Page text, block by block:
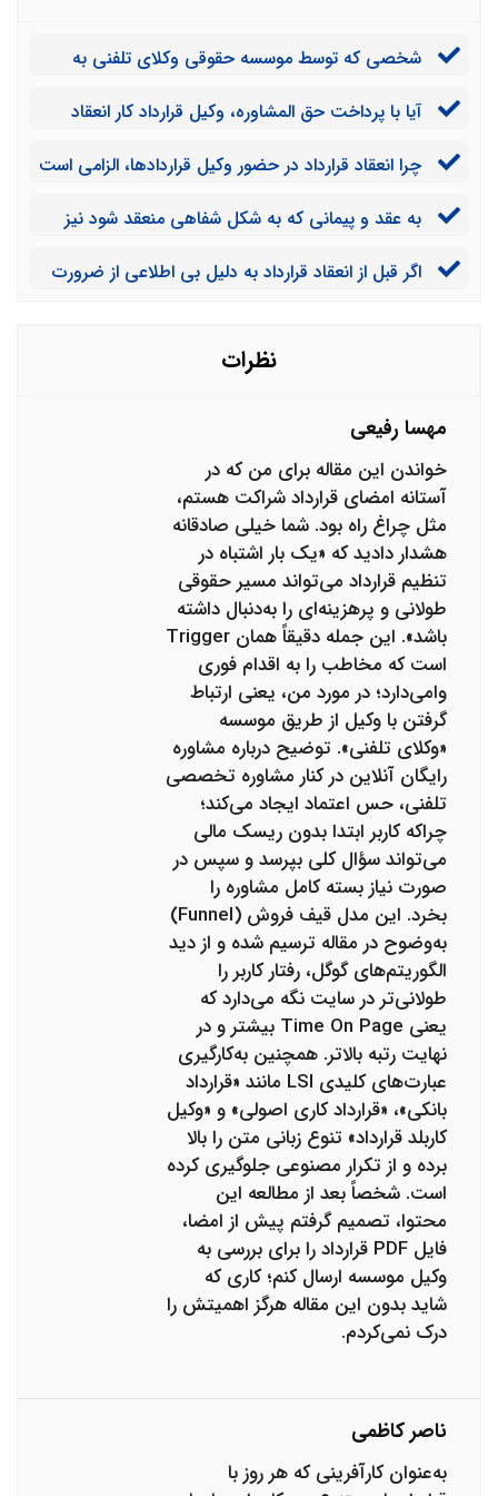
شخصی که توسط موسسه حقوقی وکلای تلفنی به
زمینه‌ای تحصیل کرده است؟
آیا با پرداخت حق المشاوره، وکیل قرارداد کار انعقاد
بپردازیم؟چرا انعقاد قرارداد در حضور وکیل قراردادها، الزامی است
به عقد و پیمانی که به شکل شفاهی منعقد شود نیز
بتوان آن را مصداقی از قرارداد دانست؟
اگر قبل از انعقاد قرارداد به دلیل بی اطلاعی از ضرورت
نظرات
مهسا رفیعی
خواندن این مقاله برای من که در
آستانه امضای قرارداد شراکت هستم،
مثل چراغ راه بود. شما خیلی صادقانه
هشدار دادید که «یک بار اشتباه در
تنظیم قرارداد می‌تواند مسیر حقوقی
طولانی و پرهزینه‌ای را به‌دنبال داشته
باشد». این جمله دقیقاً همان Trigger
است که مخاطب را به اقدام فوری
وامی‌دارد؛ در مورد من، یعنی ارتباط
گرفتن با وکیل از طریق موسسه
«وکلای تلفنی». توضیح درباره مشاوره
رایگان آنلاین در کنار مشاوره تخصصی
تلفنی، حس اعتماد ایجاد می‌کند؛
چراکه کاربر ابتدا بدون ریسک مالی
می‌تواند سؤال کلی بپرسد و سپس در
صورت نیاز بسته کامل مشاوره را
بخرد. این مدل قیف فروش (Funnel)
به‌وضوح در مقاله ترسیم شده و از دید
الگوریتم‌های گوگل، رفتار کاربر را
طولانی‌تر در سایت نگه می‌دارد که
یعنی Time On Page بیشتر و در
نهایت رتبه بالاتر. همچنین به‌کارگیری
عبارت‌های کلیدی LSI مانند «قرارداد
بانکی»، «قرارداد کاری اصولی» و «وکیل
کاربلد قرارداد» تنوع زبانی متن را بالا
برده و از تکرار مصنوعی جلوگیری کرده
است. شخصاً بعد از مطالعه این
محتوا، تصمیم گرفتم پیش از امضا،
فایل PDF قرارداد را برای بررسی به
وکیل موسسه ارسال کنم؛ کاری که
شاید بدون این مقاله هرگز اهمیتش را
درک نمی‌کردم.
ناصر کاظمی
به‌عنوان کارآفرینی که هر روز با